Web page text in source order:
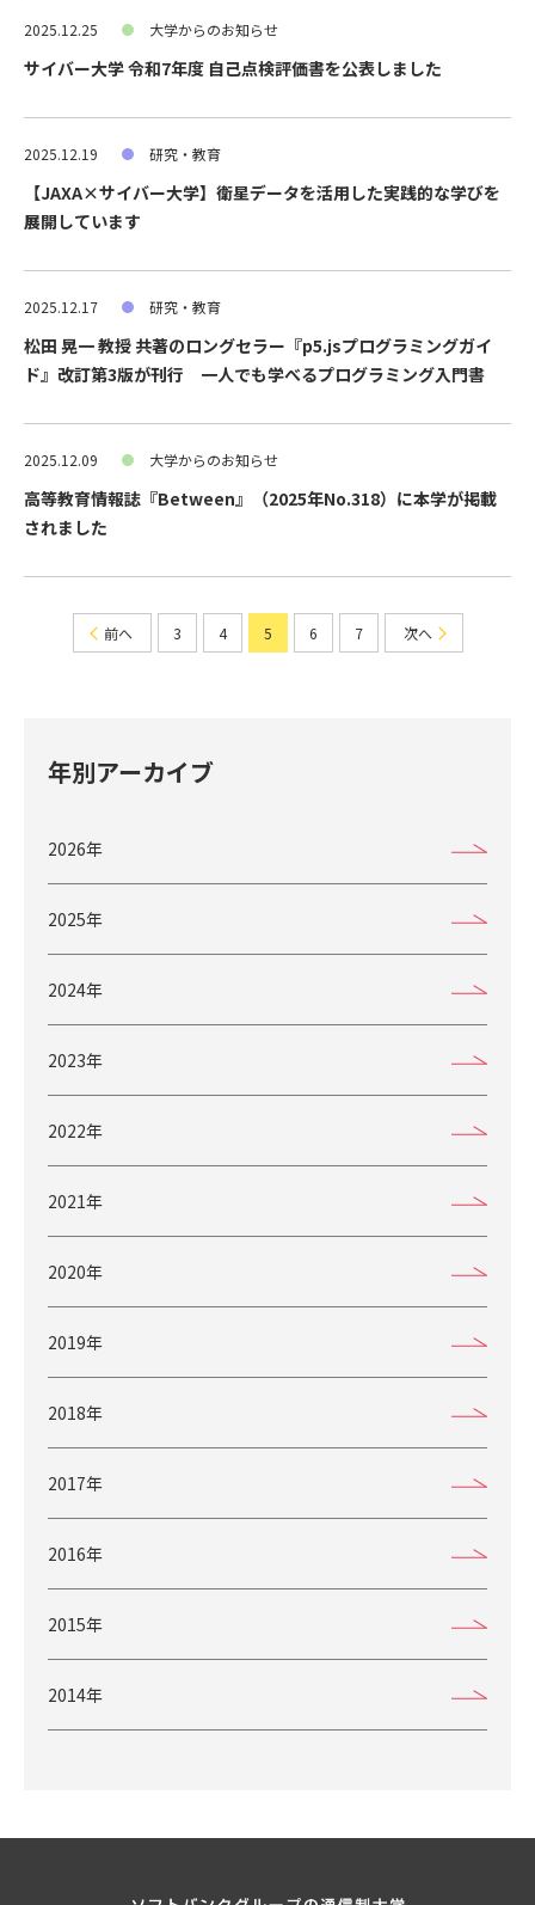
2025.12.25 大学からのお知らせ
サイバー大学 令和7年度 自己点検評価書を公表しました
2025.12.19 研究・教育
【JAXA×サイバー大学】衛星データを活用した実践的な学びを
展開しています
2025.12.17 研究・教育
松田 晃一 教授 共著のロングセラー『p5.jsプログラミングガイ
ド』改訂第3版が刊行 一人でも学べるプログラミング入門書
2025.12.09 大学からのお知らせ
高等教育情報誌『Between』（2025年No.318）に本学が掲載
されました
前へ 3 4 5 6 7 次へ
年別アーカイブ
2026年
2025年
2024年
2023年
2022年
2021年
2020年
2019年
2018年
2017年
2016年
2015年
2014年